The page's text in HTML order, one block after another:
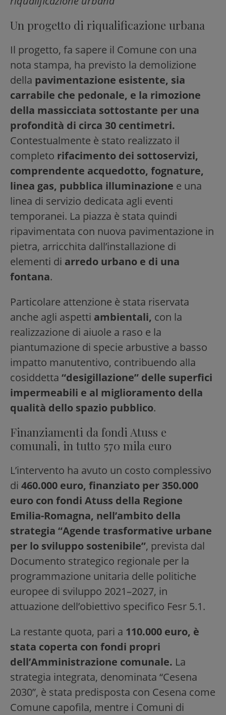
Un progetto di riqualificazione urbana
Il progetto, fa sapere il Comune con una
nota stampa, ha previsto la demolizione
della pavimentazione esistente, sia
carrabile che pedonale, e la rimozione
della massicciata sottostante per una
profondità di circa 30 centimetri.
Contestualmente è stato realizzato il
completo rifacimento dei sottoservizi,
comprendente acquedotto, fognature,
linea gas, pubblica illuminazione e una
linea di servizio dedicata agli eventi
temporanei. La piazza è stata quindi
ripavimentata con nuova pavimentazione in
pietra, arricchita dall’installazione di
elementi di arredo urbano e di una
fontana.
Particolare attenzione è stata riservata
anche agli aspetti ambientali, con la
realizzazione di aiuole a raso e la
piantumazione di specie arbustive a basso
impatto manutentivo, contribuendo alla
cosiddetta “desigillazione” delle superfici
impermeabili e al miglioramento della
qualità dello spazio pubblico.
Finanziamenti da fondi Atuss e
comunali, in tutto 570 mila euro
L’intervento ha avuto un costo complessivo
di 460.000 euro, finanziato per 350.000
euro con fondi Atuss della Regione
Emilia-Romagna, nell’ambito della
strategia “Agende trasformative urbane
per lo sviluppo sostenibile”, prevista dal
Documento strategico regionale per la
programmazione unitaria delle politiche
europee di sviluppo 2021–2027, in
attuazione dell’obiettivo specifico Fesr 5.1.
La restante quota, pari a 110.000 euro, è
stata coperta con fondi propri
dell’Amministrazione comunale. La
strategia integrata, denominata “Cesena
2030”, è stata predisposta con Cesena come
Comune capofila, mentre i Comuni di